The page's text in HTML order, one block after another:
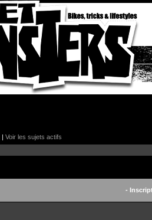
| Voir les sujets actifs
-